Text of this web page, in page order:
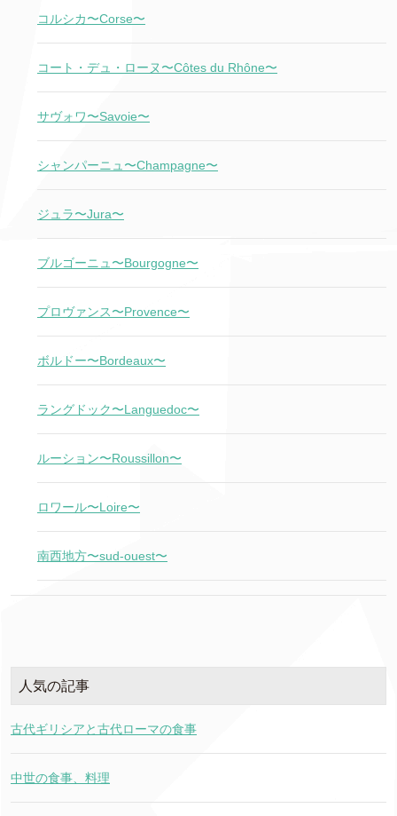
コルシカ〜Corse〜
コート・デュ・ローヌ〜Côtes du Rhône〜
サヴォワ〜Savoie〜
シャンパーニュ〜Champagne〜
ジュラ〜Jura〜
ブルゴーニュ〜Bourgogne〜
プロヴァンス〜Provence〜
ボルドー〜Bordeaux〜
ラングドック〜Languedoc〜
ルーション〜Roussillon〜
ロワール〜Loire〜
南西地方〜sud-ouest〜
人気の記事
古代ギリシアと古代ローマの食事
中世の食事、料理